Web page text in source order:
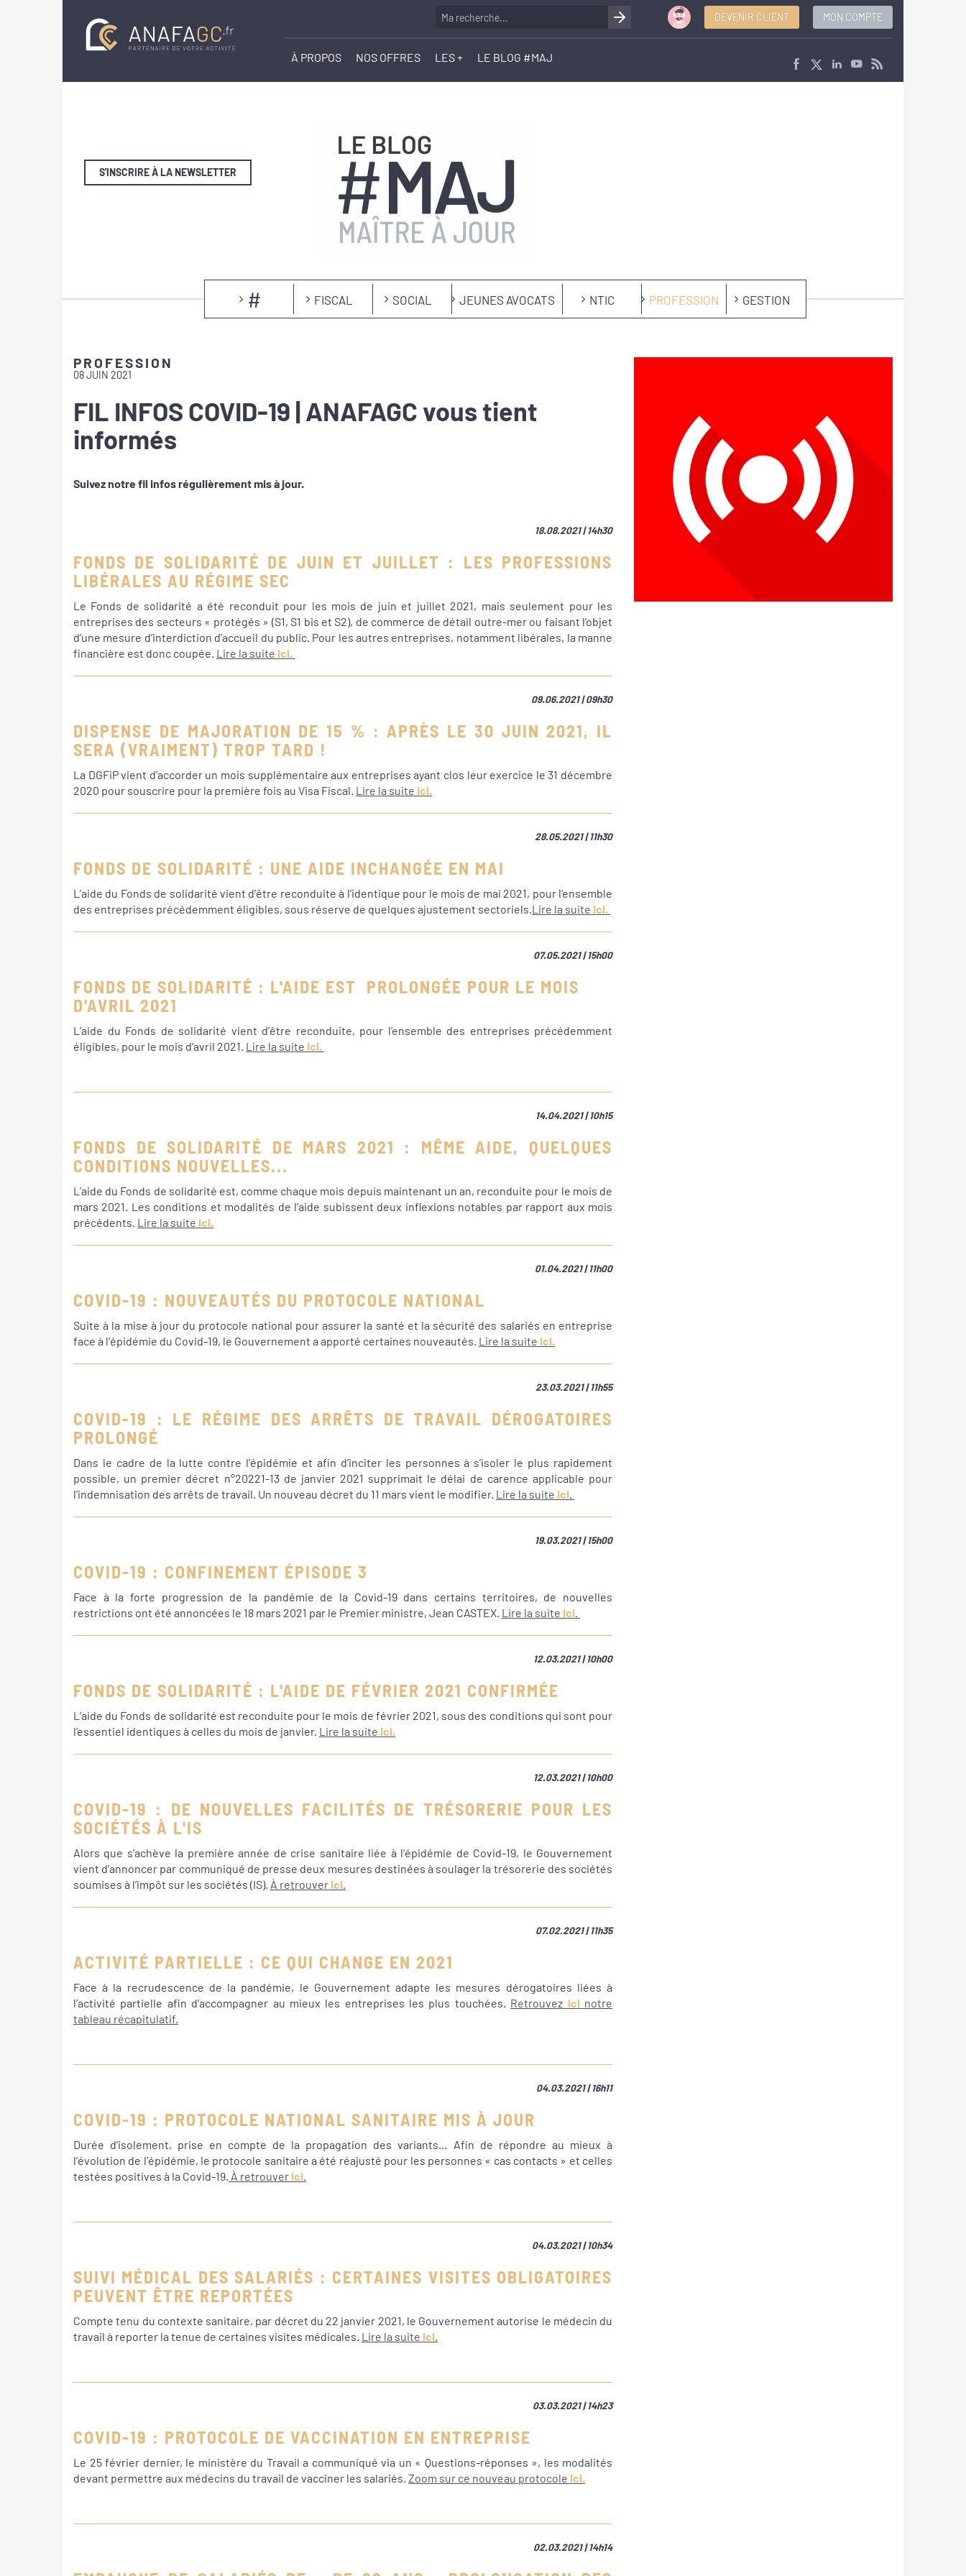
DEVENIR CLIENT MON COMPTE
À PROPOS NOS OFFRES LES + LE BLOG #MAJ
S'INSCRIRE À LA NEWSLETTER
# FISCAL SOCIAL JEUNES AVOCATS NTIC PROFESSION GESTION
PROFESSION
08 JUIN 2021
FIL INFOS COVID-19 | ANAFAGC vous tient
informés
Suivez notre fil infos régulièrement mis à jour.
18.08.2021 | 14h30
FONDS DE SOLIDARITÉ DE JUIN ET JUILLET : LES PROFESSIONS
LIBÉRALES AU RÉGIME SEC
Le Fonds de solidarité a été reconduit pour les mois de juin et juillet 2021, mais seulement pour les
entreprises des secteurs « protégés » (S1, S1 bis et S2), de commerce de détail outre-mer ou faisant l’objet
d’une mesure d’interdiction d’accueil du public. Pour les autres entreprises, notamment libérales, la manne
financière est donc coupée. Lire la suite ici.
09.06.2021 | 09h30
DISPENSE DE MAJORATION DE 15 % : APRÈS LE 30 JUIN 2021, IL
SERA (VRAIMENT) TROP TARD !
La DGFiP vient d’accorder un mois supplémentaire aux entreprises ayant clos leur exercice le 31 décembre
2020 pour souscrire pour la première fois au Visa Fiscal. Lire la suite ici.
28.05.2021 | 11h30
FONDS DE SOLIDARITÉ : UNE AIDE INCHANGÉE EN MAI
L’aide du Fonds de solidarité vient d’être reconduite à l’identique pour le mois de mai 2021, pour l’ensemble
des entreprises précédemment éligibles, sous réserve de quelques ajustement sectoriels.Lire la suite ici.
07.05.2021 | 15h00
FONDS DE SOLIDARITÉ : L'AIDE EST PROLONGÉE POUR LE MOIS
D'AVRIL 2021
L’aide du Fonds de solidarité vient d’être reconduite, pour l’ensemble des entreprises précédemment
éligibles, pour le mois d’avril 2021. Lire la suite ici.
14.04.2021 | 10h15
FONDS DE SOLIDARITÉ DE MARS 2021 : MÊME AIDE, QUELQUES
CONDITIONS NOUVELLES...
L’aide du Fonds de solidarité est, comme chaque mois depuis maintenant un an, reconduite pour le mois de
mars 2021. Les conditions et modalités de l’aide subissent deux inflexions notables par rapport aux mois
précédents. Lire la suite ici.
01.04.2021 | 11h00
COVID-19 : NOUVEAUTÉS DU PROTOCOLE NATIONAL
Suite à la mise à jour du protocole national pour assurer la santé et la sécurité des salariés en entreprise
face à l’épidémie du Covid-19, le Gouvernement a apporté certaines nouveautés. Lire la suite ici.
23.03.2021 | 11h55
COVID-19 : LE RÉGIME DES ARRÊTS DE TRAVAIL DÉROGATOIRES
PROLONGÉ
Dans le cadre de la lutte contre l’épidémie et afin d’inciter les personnes à s’isoler le plus rapidement
possible, un premier décret n°20221-13 de janvier 2021 supprimait le délai de carence applicable pour
l’indemnisation des arrêts de travail. Un nouveau décret du 11 mars vient le modifier. Lire la suite ici.
19.03.2021 | 15h00
COVID-19 : CONFINEMENT ÉPISODE 3
Face à la forte progression de la pandémie de la Covid-19 dans certains territoires, de nouvelles
restrictions ont été annoncées le 18 mars 2021 par le Premier ministre, Jean CASTEX. Lire la suite ici.
12.03.2021 | 10h00
FONDS DE SOLIDARITÉ : L'AIDE DE FÉVRIER 2021 CONFIRMÉE
L’aide du Fonds de solidarité est reconduite pour le mois de février 2021, sous des conditions qui sont pour
l’essentiel identiques à celles du mois de janvier. Lire la suite ici.
12.03.2021 | 10h00
COVID-19 : DE NOUVELLES FACILITÉS DE TRÉSORERIE POUR LES
SOCIÉTÉS À L'IS
Alors que s’achève la première année de crise sanitaire liée à l’épidémie de Covid-19, le Gouvernement
vient d’annoncer par communiqué de presse deux mesures destinées à soulager la trésorerie des sociétés
soumises à l’impôt sur les sociétés (IS). À retrouverici.
07.02.2021 | 11h35
ACTIVITÉ PARTIELLE : CE QUI CHANGE EN 2021
Face à la recrudescence de la pandémie, le Gouvernement adapte les mesures dérogatoires liées à
l’activité partielle afin d’accompagner au mieux les entreprises les plus touchées. Retrouvez icinotre
tableau récapitulatif.
04.03.2021 | 16h11
COVID-19 : PROTOCOLE NATIONAL SANITAIRE MIS À JOUR
Durée d’isolement, prise en compte de la propagation des variants… Afin de répondre au mieux à
l’évolution de l’épidémie, le protocole sanitaire a été réajusté pour les personnes « cas contacts » et celles
testées positives à la Covid-19. À retrouverici.
04.03.2021 | 10h34
SUIVI MÉDICAL DES SALARIÉS : CERTAINES VISITES OBLIGATOIRES
PEUVENT ÊTRE REPORTÉES
Compte tenu du contexte sanitaire, par décret du 22 janvier 2021, le Gouvernement autorise le médecin du
travail à reporter la tenue de certaines visites médicales. Lire la suite ici
03.03.2021 | 14h23
COVID-19 : PROTOCOLE DE VACCINATION EN ENTREPRISE
Le 25 février dernier, le ministère du Travail a communiqué via un « Questions-réponses », les modalités
devant permettre aux médecins du travail de vacciner les salariés. Zoom sur ce nouveau protocole ici.
02.03.2021 | 14h14